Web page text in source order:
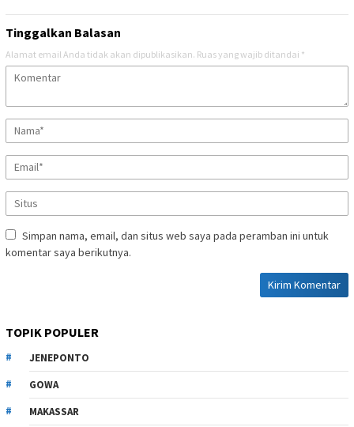
Tinggalkan Balasan
Alamat email Anda tidak akan dipublikasikan. Ruas yang wajib ditandai *
Simpan nama, email, dan situs web saya pada peramban ini untuk
komentar saya berikutnya.
TOPIK POPULER
JENEPONTO
GOWA
MAKASSAR